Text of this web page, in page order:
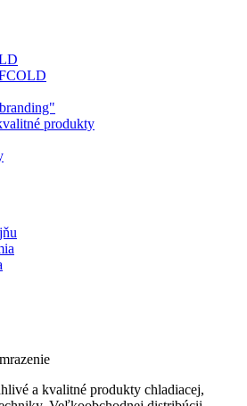
produkty
a kvalitné produkty chladiacej,